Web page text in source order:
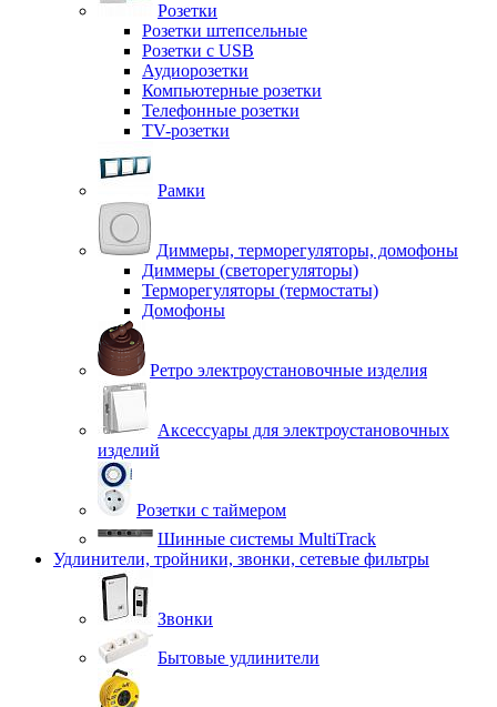
Розетки
Розетки штепсельные
Розетки с USB
Аудиорозетки
Компьютерные розетки
Телефонные розетки
TV-розетки
Рамки
Диммеры, терморегуляторы, домофоны
Диммеры (светорегуляторы)
Терморегуляторы (термостаты)
Домофоны
Ретро электроустановочные изделия
Аксессуары для электроустановочных
изделий
Розетки с таймером
Шинные системы MultiTrack
Удлинители, тройники, звонки, сетевые фильтры
Звонки
Бытовые удлинители